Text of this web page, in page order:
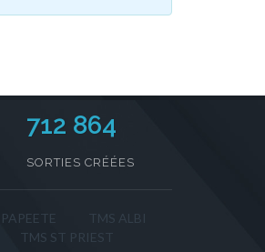
712 864
SORTIES CRÉÉES
PAPEETE
TMS ALBI
TMS ST PRIEST